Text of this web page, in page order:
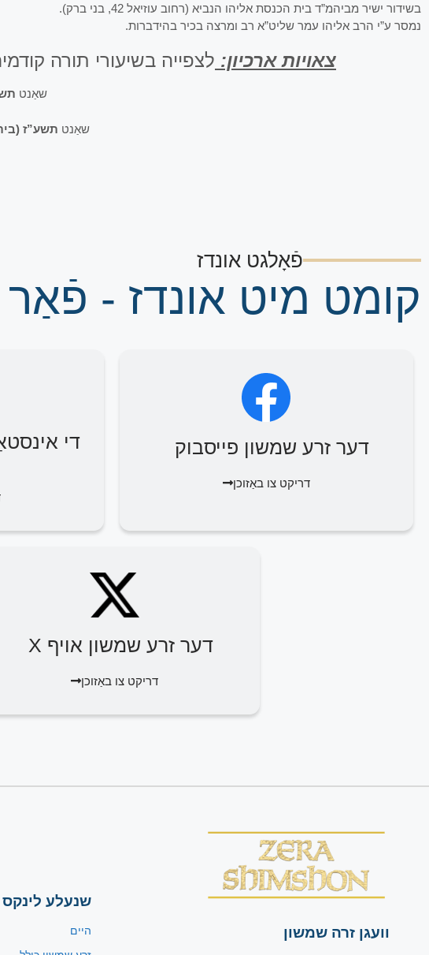
בשידור ישיר מביהמ”ד בית הכנסת אליהו הנביא (רחוב עוזיאל 42, בני ברק).
נמסר ע”י הרב אליהו עמר שליט”א רב ומרצה בכיר בהידברות.
צאויות ארכיון: לצפייה בשיעורי תורה
שאַנט
שאַנט תשע”ז
פֿאָלגט אונדז
קומט מיט אונדז - פֿאַר
דער זרע שמשון פייסבוק
דריקט צו באַזוכן
די
דער זרע שמשון אויף X
דריקט צו באַזוכן
וועגן זרה שמשון
שנעלע לינקס
היים